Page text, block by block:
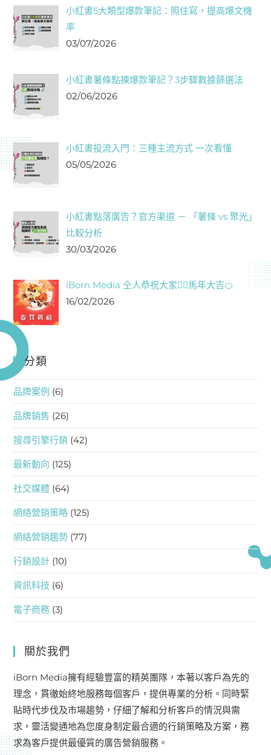
小紅書5大類型爆款筆記：照住寫，提高爆文機
率
03/07/2026
小紅書薯條點揀爆款筆記？3步驟數據篩選法
02/06/2026
小紅書投流入門：三種主流方式 一次看懂
05/05/2026
小紅書點落廣告？官方渠道 － 「薯條 vs 聚光」
比較分析
30/03/2026
iBorn Media 仝人恭祝大家❤️‍🔥馬年大吉🍊
16/02/2026
分類
品牌案例 (6)
品牌銷售 (26)
搜尋引擎行銷 (42)
最新動向 (125)
社交媒體 (64)
網絡營銷策略 (125)
網絡營銷趨勢 (77)
行銷設計 (10)
資訊科技 (6)
電子商務 (3)
關於我們
iBorn Media擁有經驗豐富的精英團隊，本著以客戶為先的
理念，貫徹始終地服務每個客戶，提供專業的分析。同時緊
貼時代步伐及市場趨勢，仔細了解和分析客戶的情況與需
求，靈活變通地為您度身制定最合適的行銷策略及方案，務
求為客戶提供最優質的廣告營銷服務。